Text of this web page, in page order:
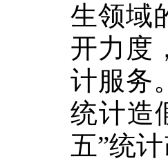
生领域
开力度
计服务
统计造
五”统